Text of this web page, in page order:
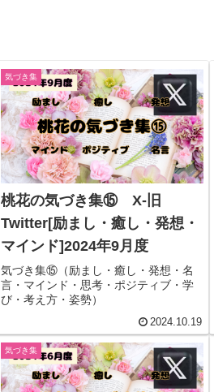
気づき集
桃花の気づき集⑮ X-旧
Twitter[励まし・癒し・発想・
マインド]2024年9月度
気づき集⑮（励まし・癒し・発想・名
言・マインド・思考・ポジティブ・学
び・考え方・姿勢）
2024.10.19
気づき集